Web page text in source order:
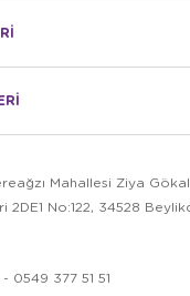
Mahallesi Ziya
2DE1 No:122, 34528
0549 377 51 51